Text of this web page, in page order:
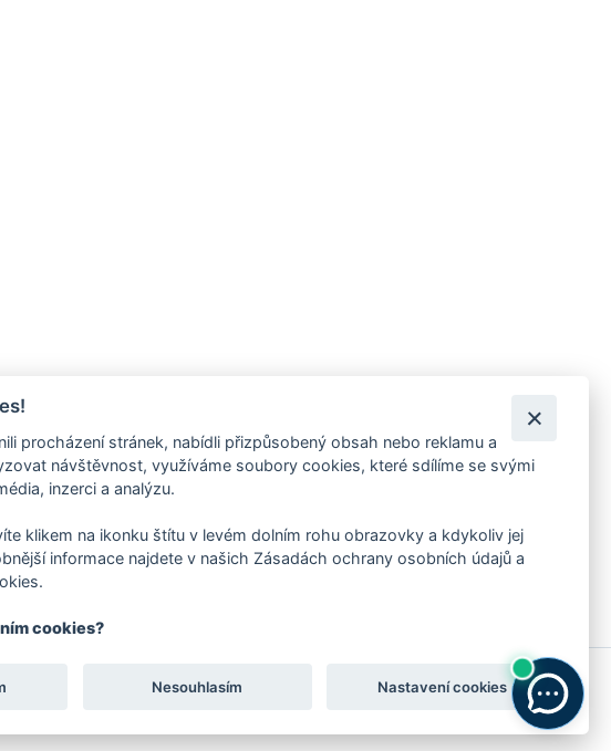
energií, ankety, pozvánky na kulturní a sportovní akce?
procházení stránek, nabídli přizpůsobený obsah nebo reklamu a
návštěvnost, využíváme soubory cookies, které sdílíme se svými
inzerci a analýzu.
klikem na ikonku štítu v levém dolním rohu obrazovky a kdykoliv jej
informace najdete v našich Zásadách ochrany osobních údajů a
cookies?
Nesouhlasím Nastavení cookies